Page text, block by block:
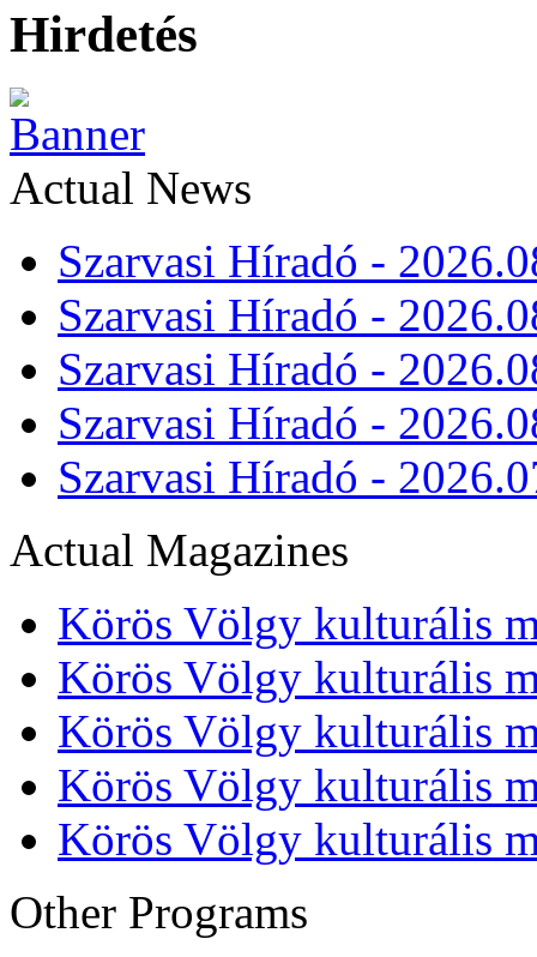
Hirdetés
Actual News
Szarvasi Híradó -
Szarvasi Híradó -
Szarvasi Híradó -
Szarvasi Híradó -
Szarvasi Híradó -
Actual Magazines
Körös Völgy kulturális
Körös Völgy kulturális
Körös Völgy kulturális
Körös Völgy kulturális
Körös Völgy kulturális
Other Programs